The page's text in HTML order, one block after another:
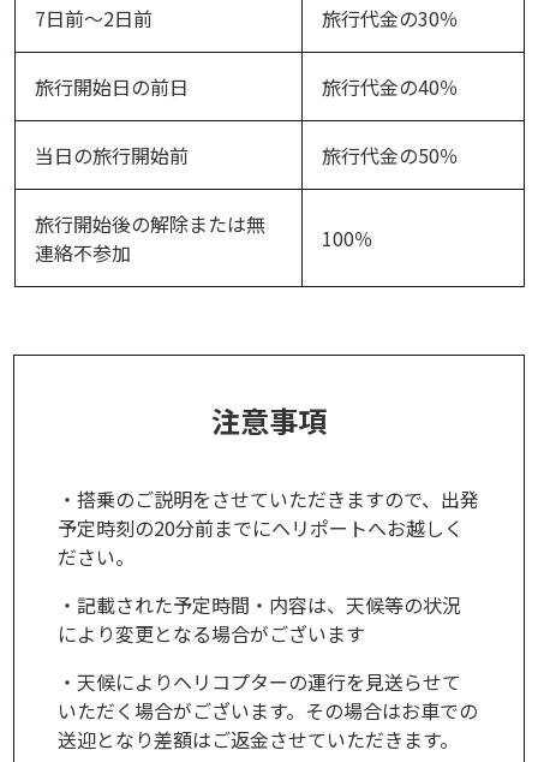
7日前～2日前 旅行代金の30％
旅行開始日の前日 旅行代金の40％
当日の旅行開始前 旅行代金の50％
旅行開始後の解除または無
連絡不参加
100％
注意事項
・搭乗のご説明をさせていただきますので、出発
予定時刻の20分前までにヘリポートへお越しく
ださい。
・記載された予定時間・内容は、天候等の状況
により変更となる場合がございます
・天候によりヘリコプターの運行を見送らせて
いただく場合がございます。その場合はお車での
送迎となり差額はご返金させていただきます。